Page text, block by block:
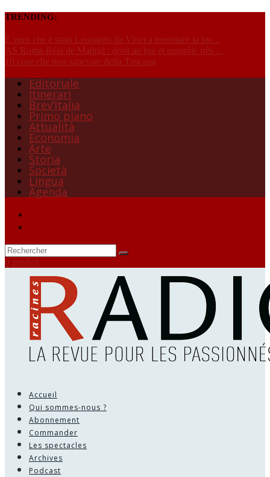
TRENDING:
È vero che è stato Leonardo da Vinci a inventare la bic...
AS Roma-Réal de Madrid : droit au but et contrôle très ...
10 cose che non sapevate della Toscana
Editoriale
Itinerari
Brev’Italia
Primo piano
Attualità
Economia
Arte
Storia
Società
Lingua
Agenda
0 produit
Accueil
Qui sommes-nous ?
Abonnement
Commander
Les spectacles
Archives
Podcast